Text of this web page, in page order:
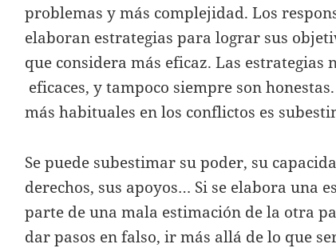
problemas y más complejidad. Los
elaboran estrategias para lograr sus
que considera más eficaz. Las estrategias
eficaces, y tampoco siempre son
más habituales en los conflictos es
Se puede subestimar su poder, su
derechos, sus apoyos… Si se elabora una
parte de una mala estimación de la otra
dar pasos en falso, ir más allá de lo que